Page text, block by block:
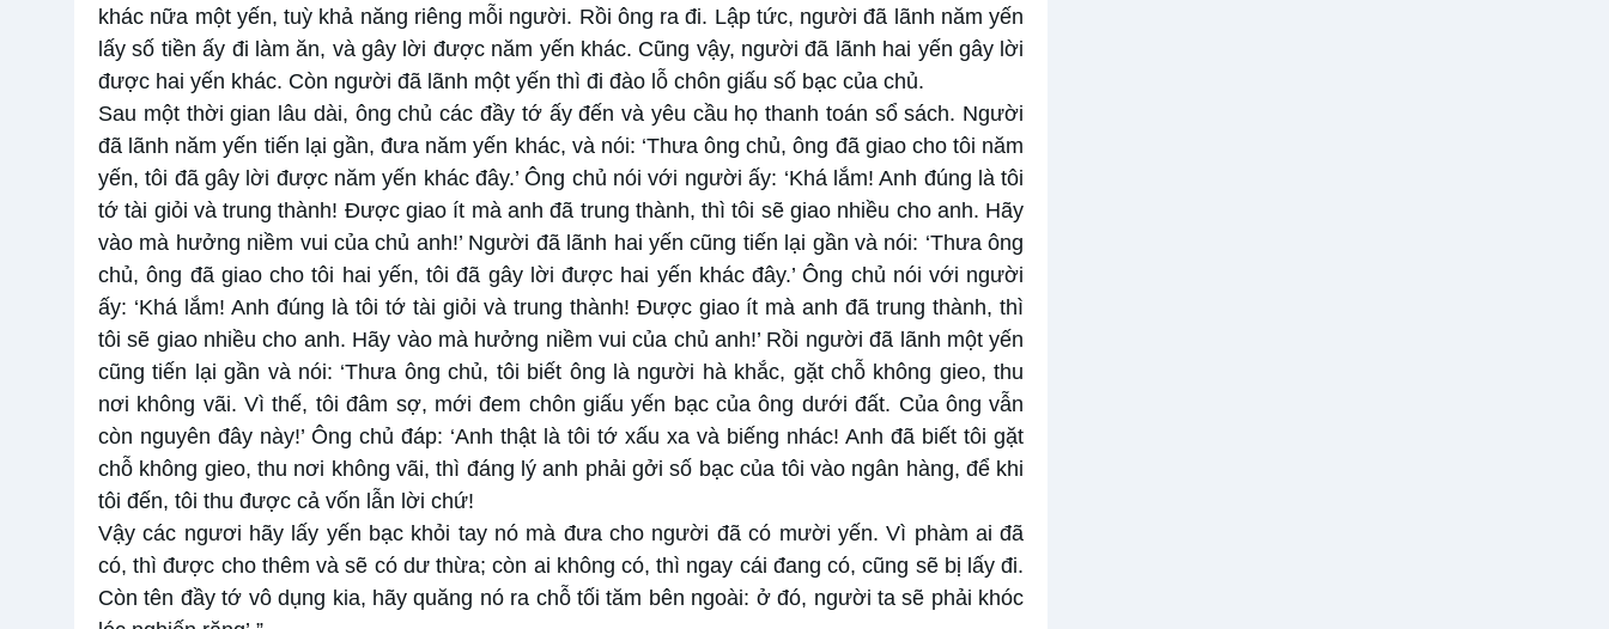
khác nữa một yến, tuỳ khả năng riêng mỗi người. Rồi ông ra đi. Lập tức, người đã lãnh năm yến
lấy số tiền ấy đi làm ăn, và gây lời được năm yến khác. Cũng vậy, người đã lãnh hai yến gây lời
được hai yến khác. Còn người đã lãnh một yến thì đi đào lỗ chôn giấu số bạc của chủ.
Sau một thời gian lâu dài, ông chủ các đầy tớ ấy đến và yêu cầu họ thanh toán sổ sách. Người
đã lãnh năm yến tiến lại gần, đưa năm yến khác, và nói: ‘Thưa ông chủ, ông đã giao cho tôi năm
yến, tôi đã gây lời được năm yến khác đây.’ Ông chủ nói với người ấy: ‘Khá lắm! Anh đúng là tôi
tớ tài giỏi và trung thành! Được giao ít mà anh đã trung thành, thì tôi sẽ giao nhiều cho anh. Hãy
vào mà hưởng niềm vui của chủ anh!’ Người đã lãnh hai yến cũng tiến lại gần và nói: ‘Thưa ông
chủ, ông đã giao cho tôi hai yến, tôi đã gây lời được hai yến khác đây.’ Ông chủ nói với người
ấy: ‘Khá lắm! Anh đúng là tôi tớ tài giỏi và trung thành! Được giao ít mà anh đã trung thành, thì
tôi sẽ giao nhiều cho anh. Hãy vào mà hưởng niềm vui của chủ anh!’ Rồi người đã lãnh một yến
cũng tiến lại gần và nói: ‘Thưa ông chủ, tôi biết ông là người hà khắc, gặt chỗ không gieo, thu
nơi không vãi. Vì thế, tôi đâm sợ, mới đem chôn giấu yến bạc của ông dưới đất. Của ông vẫn
còn nguyên đây này!’ Ông chủ đáp: ‘Anh thật là tôi tớ xấu xa và biếng nhác! Anh đã biết tôi gặt
chỗ không gieo, thu nơi không vãi, thì đáng lý anh phải gởi số bạc của tôi vào ngân hàng, để khi
tôi đến, tôi thu được cả vốn lẫn lời chứ!
Vậy các ngươi hãy lấy yến bạc khỏi tay nó mà đưa cho người đã có mười yến. Vì phàm ai đã
có, thì được cho thêm và sẽ có dư thừa; còn ai không có, thì ngay cái đang có, cũng sẽ bị lấy đi.
Còn tên đầy tớ vô dụng kia, hãy quăng nó ra chỗ tối tăm bên ngoài: ở đó, người ta sẽ phải khóc